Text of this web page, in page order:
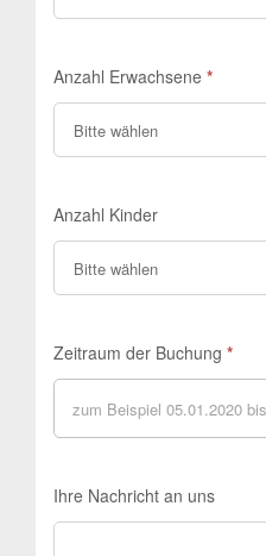
Anzahl Erwachsene *
Anzahl Kinder
Zeitraum der Buchung *
Ihre Nachricht an uns